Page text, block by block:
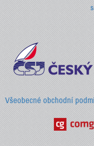
Všeobecné obchodní